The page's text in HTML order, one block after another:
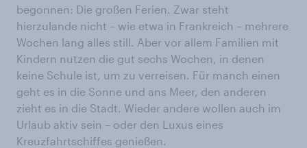
begonnen: Die großen Ferien. Zwar steht
hierzulande nicht – wie etwa in Frankreich – mehrere
Wochen lang alles still. Aber vor allem Familien mit
Kindern nutzen die gut sechs Wochen, in denen
keine Schule ist, um zu verreisen. Für manch einen
geht es in die Sonne und ans Meer, den anderen
zieht es in die Stadt. Wieder andere wollen auch im
Urlaub aktiv sein – oder den Luxus eines
Kreuzfahrtschiffes genießen.